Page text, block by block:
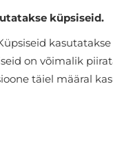
küpsiseid.
on võimalik
täiel määral